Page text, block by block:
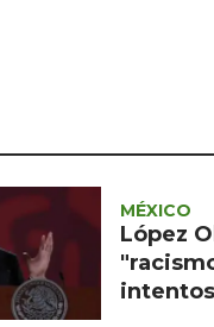
Asuntos Sociales
Estilo de vida
Opinión
MÉXICO
López